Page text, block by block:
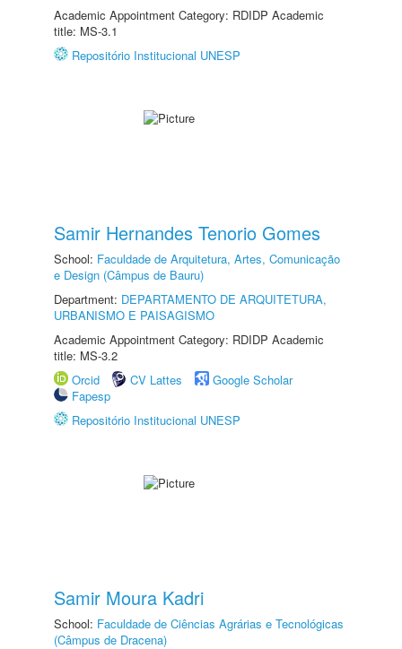
Academic Appointment Category: RDIDP Academic
title: MS-3.1
Repositório Institucional UNESP
Samir Hernandes Tenorio Gomes
School: Faculdade de Arquitetura, Artes, Comunicação
e Design (Câmpus de Bauru)
Department: DEPARTAMENTO DE ARQUITETURA,
URBANISMO E PAISAGISMO
Academic Appointment Category: RDIDP Academic
title: MS-3.2
Orcid
CV Lattes
Google Scholar
Fapesp
Repositório Institucional UNESP
Samir Moura Kadri
School: Faculdade de Ciências Agrárias e Tecnológicas
(Câmpus de Dracena)